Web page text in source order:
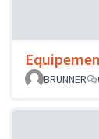
BRUNNER